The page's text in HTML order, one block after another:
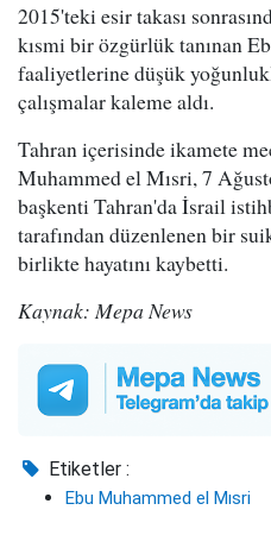
2015'teki esir takası
kısmi bir özgürlük tanınan
faaliyetlerine düşük
çalışmalar kaleme aldı.
Tahran içerisinde ikamete
Muhammed el Mısri, 7
başkenti Tahran'da İsrail
tarafından düzenlenen bir
birlikte hayatını kaybetti.
Kaynak: Mepa News
Etiketler :
Ebu Muhammed el Mısri